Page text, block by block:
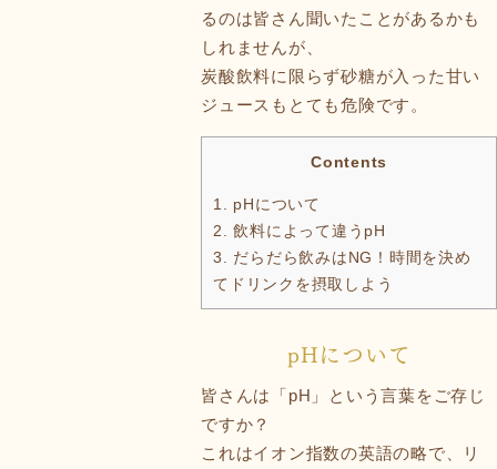
るのは皆さん聞いたことがあるかも
しれませんが、
炭酸飲料に限らず砂糖が入った甘い
ジュースもとても危険です。
Contents
1. pHについて
2. 飲料によって違うpH
3. だらだら飲みはNG！時間を決め
てドリンクを摂取しよう
pHについて
皆さんは「pH」という言葉をご存じ
ですか？
これはイオン指数の英語の略で、リ